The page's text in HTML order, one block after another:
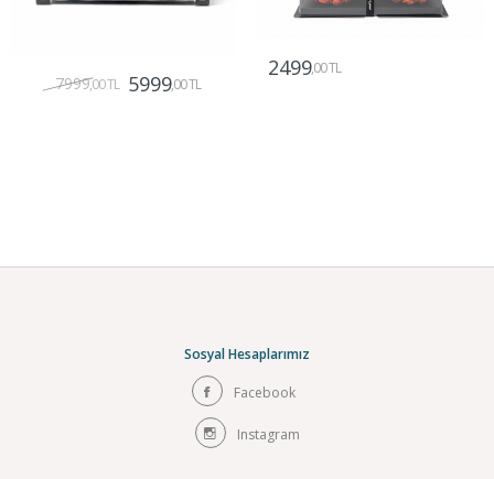
7999,00 TL 5999,00 TL
2499,00 TL
Sosyal Hesaplarımız
Facebook
Instagram